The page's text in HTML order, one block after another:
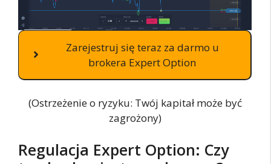
Zarejestruj się teraz za darmo u
brokera Expert Option
(Ostrzeżenie o ryzyku: Twój kapitał może być
zagrożony)
Regulacja Expert Option: Czy